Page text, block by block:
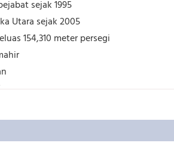
sejak 1995
Utara sejak 2005
154,310 meter persegi